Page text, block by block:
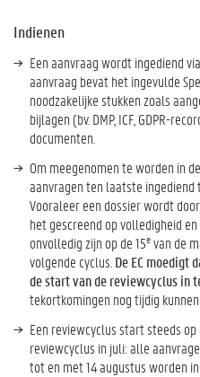
Indienen
Een aanvraag wordt ingediend
aanvraag bevat het ingevulde
noodzakelijke stukken zoals
bijlagen (bv. DMP, ICF, GDPR-
documenten.
Om meegenomen te worden in
aanvragen ten laatste ingediend
Vooraleer een dossier wordt
het gescreend op volledigheid
onvolledig zijn op de 15evan de
volgende cyclus. De EC moedigt
de start van de reviewcyclus in
tekortkomingen nog tijdig
Een reviewcyclus start steeds op
reviewcyclus in juli: alle
tot en met 14 augustus worden